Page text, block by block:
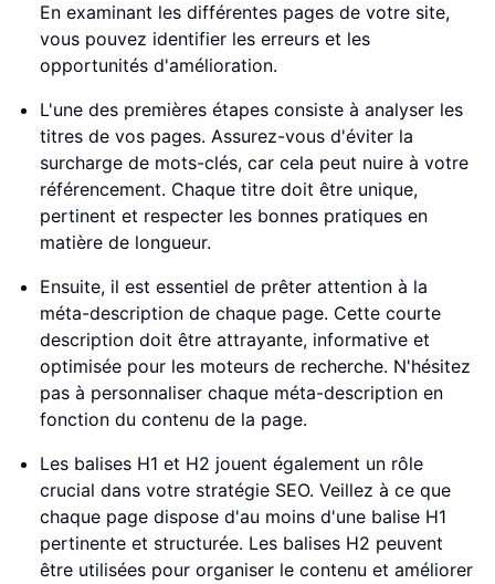
En examinant les différentes pages de votre site,
vous pouvez identifier les erreurs et les
opportunités d'amélioration.
L'une des premières étapes consiste à analyser les
titres de vos pages. Assurez-vous d'éviter la
surcharge de mots-clés, car cela peut nuire à votre
référencement. Chaque titre doit être unique,
pertinent et respecter les bonnes pratiques en
matière de longueur.
Ensuite, il est essentiel de prêter attention à la
méta-description de chaque page. Cette courte
description doit être attrayante, informative et
optimisée pour les moteurs de recherche. N'hésitez
pas à personnaliser chaque méta-description en
fonction du contenu de la page.
Les balises H1 et H2 jouent également un rôle
crucial dans votre stratégie SEO. Veillez à ce que
chaque page dispose d'au moins d'une balise H1
pertinente et structurée. Les balises H2 peuvent
être utilisées pour organiser le contenu et améliorer